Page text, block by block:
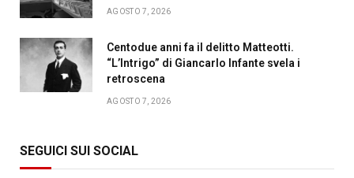
AGOSTO 7, 2026
Centodue anni fa il delitto Matteotti.
“L’Intrigo” di Giancarlo Infante svela i
retroscena
AGOSTO 7, 2026
SEGUICI SUI SOCIAL